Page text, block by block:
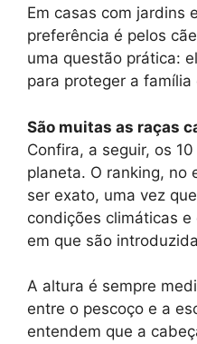
Em casas com jardins
preferência é pelos
uma questão prática:
para proteger a
São muitas as raças
Confira, a seguir, os
planeta. O ranking, no
ser exato, uma vez
condições climáticas
em que são
A altura é sempre
entre o pescoço e a
entendem que a